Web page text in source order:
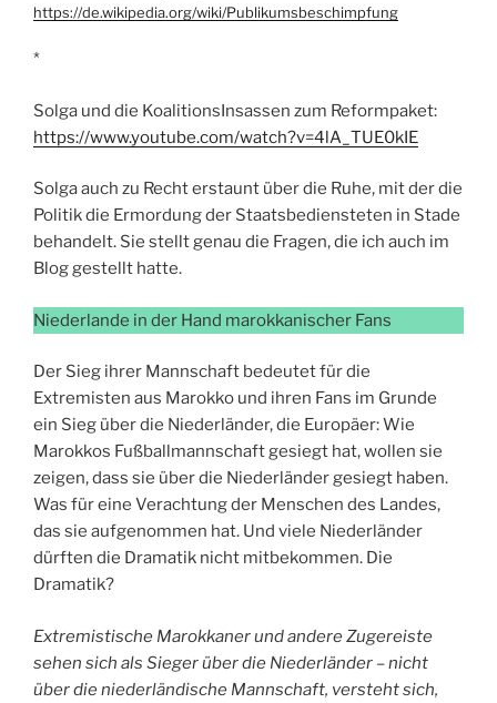
https://de.wikipedia.org/wiki/Publikumsbeschimpfung
*
Solga und die KoalitionsInsassen zum Reformpaket:
https://www.youtube.com/watch?v=4lA_TUE0kIE
Solga auch zu Recht erstaunt über die Ruhe, mit der die
Politik die Ermordung der Staatsbediensteten in Stade
behandelt. Sie stellt genau die Fragen, die ich auch im
Blog gestellt hatte.
Niederlande in der Hand marokkanischer Fans
Der Sieg ihrer Mannschaft bedeutet für die
Extremisten aus Marokko und ihren Fans im Grunde
ein Sieg über die Niederländer, die Europäer: Wie
Marokkos Fußballmannschaft gesiegt hat, wollen sie
zeigen, dass sie über die Niederländer gesiegt haben.
Was für eine Verachtung der Menschen des Landes,
das sie aufgenommen hat. Und viele Niederländer
dürften die Dramatik nicht mitbekommen. Die
Dramatik?
Extremistische Marokkaner und andere Zugereiste
sehen sich als Sieger über die Niederländer – nicht
über die niederländische Mannschaft, versteht sich,